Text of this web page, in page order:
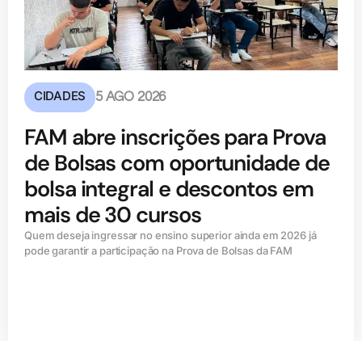
CIDADES 5 AGO 2026
FAM abre inscrições para Prova
de Bolsas com oportunidade de
bolsa integral e descontos em
mais de 30 cursos
Quem deseja ingressar no ensino superior ainda em 2026 já
pode garantir a participação na Prova de Bolsas da FAM